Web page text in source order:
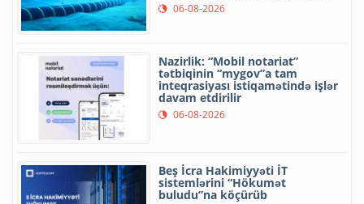
06-08-2026
Nazirlik: “Mobil notariat”
tətbiqinin “mygov”a tam
inteqrasiyası istiqamətində işlər
davam etdirilir
06-08-2026
Beş İcra Hakimiyyəti İT
sistemlərini “Hökumət
buludu”na köçürüb